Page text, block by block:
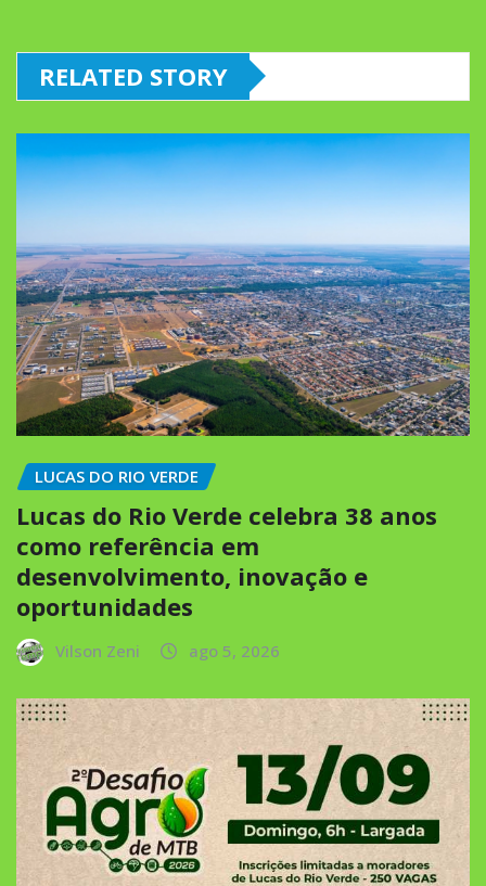
RELATED STORY
LUCAS DO RIO VERDE
Lucas do Rio Verde celebra 38 anos
como referência em
desenvolvimento, inovação e
oportunidades
Vilson Zeni ago 5, 2026